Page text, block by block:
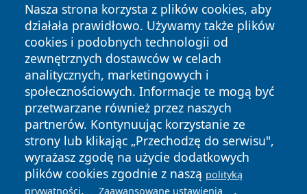
Nasza strona korzysta z plików cookies, aby
działała prawidłowo. Używamy także plików
cookies i podobnych technologii od
zewnętrznych dostawców w celach
analitycznych, marketingowych i
społecznościowych. Informacje te mogą być
przetwarzane również przez naszych
partnerów. Kontynuując korzystanie ze
strony lub klikając „Przechodzę do serwisu",
wyrażasz zgodę na użycie dodatkowych
plików cookies zgodnie z naszą polityką
prywatności. Zaawansowane ustawienia .
Copyright © 2026 kochamsiedlce.pl Wszystkie prawa
zastrzeżone.
News Autorzy
Polityka
Prywatności
Polityka
Cookies